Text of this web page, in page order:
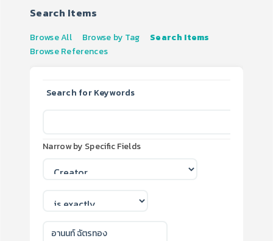
Search Items
Browse All Browse by Tag
Search Items
Browse References
Search for Keywords
Narrow by Specific Fields